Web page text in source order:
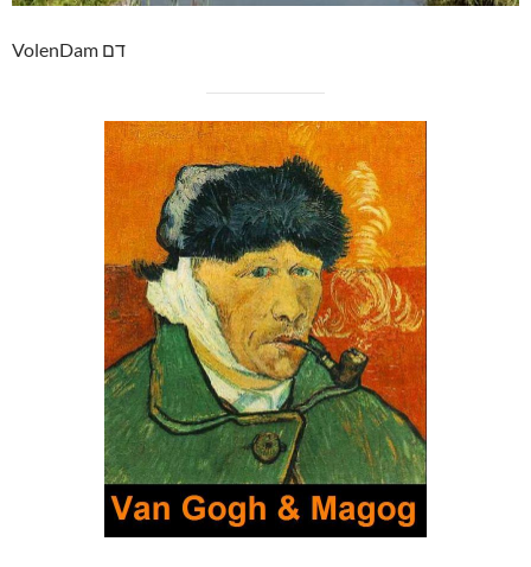
VolenDam דם